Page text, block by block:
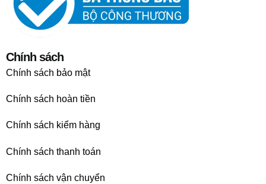
Chính sách
Chính sách bảo mật
Chính sách hoàn tiền
Chính sách kiểm hàng
Chính sách thanh toán
Chính sách vận chuyển